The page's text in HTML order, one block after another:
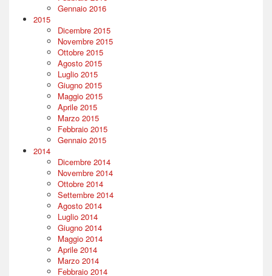
Gennaio 2016
2015
Dicembre 2015
Novembre 2015
Ottobre 2015
Agosto 2015
Luglio 2015
Giugno 2015
Maggio 2015
Aprile 2015
Marzo 2015
Febbraio 2015
Gennaio 2015
2014
Dicembre 2014
Novembre 2014
Ottobre 2014
Settembre 2014
Agosto 2014
Luglio 2014
Giugno 2014
Maggio 2014
Aprile 2014
Marzo 2014
Febbraio 2014